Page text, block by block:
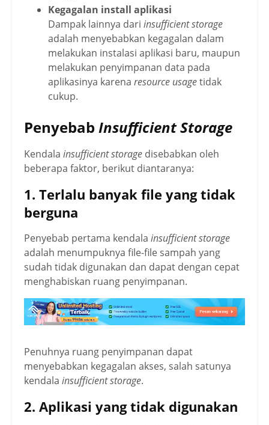
Kegagalan install aplikasi
Dampak lainnya dari insufficient storage
adalah menyebabkan kegagalan dalam
melakukan instalasi aplikasi baru, maupun
melakukan penyimpanan data pada
aplikasinya karena resource usagetidak
cukup.
Penyebab Insufficient Storage
Kendala insufficient storage disebabkan oleh
beberapa faktor, berikut diantaranya:
1. Terlalu banyak file yang tidak
berguna
Penyebab pertama kendala insufficient storage
adalah menumpuknya file-file sampah yang
sudah tidak digunakan dan dapat dengan cepat
menghabiskan ruang penyimpanan.
Penuhnya ruang penyimpanan dapat
menyebabkan kegagalan akses, salah satunya
kendala insufficient storage.
2. Aplikasi yang tidak digunakan